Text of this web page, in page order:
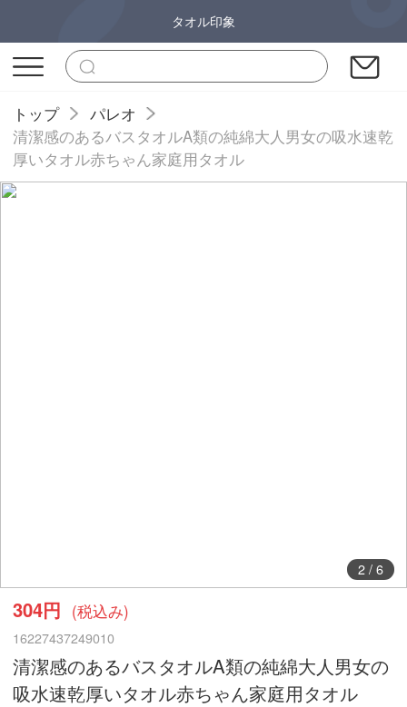
タオル印象
トップ
パレオ
清潔感のあるバスタオルA類の純綿大人男女の吸水速乾
厚いタオル赤ちゃん家庭用タオル
2/ 6
304円 (税込み)
16227437249010
清潔感のあるバスタオルA類の純綿大人男女の
吸水速乾厚いタオル赤ちゃん家庭用タオル